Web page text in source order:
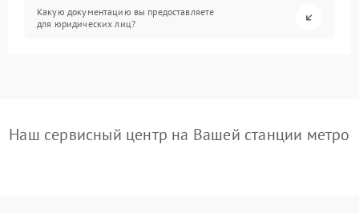
Какую документацию вы предоставляете
для юридических лиц?
Наш сервисный центр на Вашей станции метро